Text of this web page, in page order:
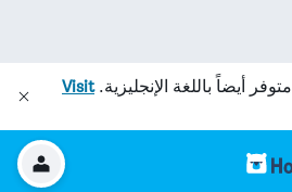
متوفر أيضاً باللغة الإنجليزية.Visit